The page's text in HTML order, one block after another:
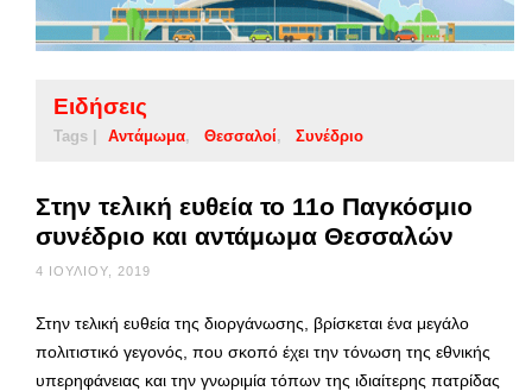
Ειδήσεις
Tags | Αντάμωμα Θεσσαλοί Συνέδριο
Στην τελική ευθεία το 11ο Παγκόσμιο
συνέδριο και αντάμωμα Θεσσαλών
4 ΙΟΥΛΊΟΥ, 2019
Στην τελική ευθεία της διοργάνωσης, βρίσκεται ένα μεγάλο
πολιτιστικό γεγονός, που σκοπό έχει την τόνωση της εθνικής
υπερηφάνειας και την γνωριμία τόπων της ιδιαίτερης πατρίδας